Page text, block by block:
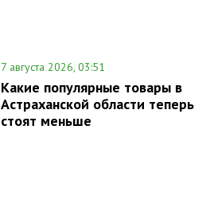
7 августа 2026, 03:51
Какие популярные товары в
Астраханской области теперь
стоят меньше